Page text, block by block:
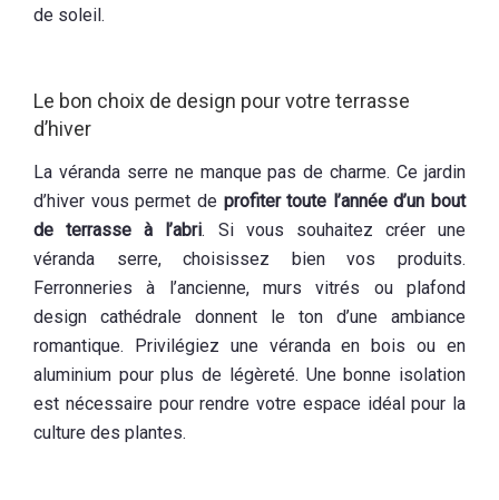
de soleil.
Le bon choix de design pour votre terrasse
d’hiver
La véranda serre ne manque pas de charme. Ce jardin
d’hiver vous permet de profiter toute l’année d’un bout
de terrasse à l’abri. Si vous souhaitez créer une
véranda serre, choisissez bien vos produits.
Ferronneries à l’ancienne, murs vitrés ou plafond
design cathédrale donnent le ton d’une ambiance
romantique. Privilégiez une véranda en bois ou en
aluminium pour plus de légèreté. Une bonne isolation
est nécessaire pour rendre votre espace idéal pour la
culture des plantes.